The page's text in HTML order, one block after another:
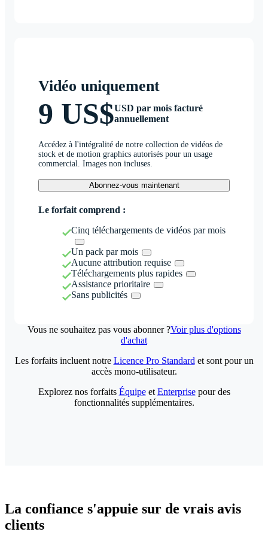
Vidéo uniquement
9 US$USD par mois facturé
annuellement
Accédez à l'intégralité de notre collection de vidéos de
stock et de motion graphics autorisés pour un usage
commercial. Images non incluses.
Abonnez-vous maintenant
Le forfait comprend :
Cinq téléchargements de vidéos par mois
Un pack par mois
Aucune attribution requise
Téléchargements plus rapides
Assistance prioritaire
Sans publicités
Vous ne souhaitez pas vous abonner ?Voir plus d'options
d'achat
Les forfaits incluent notre Licence Pro Standard et sont pour un
accès mono-utilisateur.
Explorez nos forfaits Équipeet Enterprisepour des
fonctionnalités supplémentaires.
La confiance s'appuie sur de vrais avis
clients